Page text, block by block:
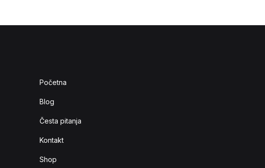
Početna
Blog
Česta pitanja
Kontakt
Shop